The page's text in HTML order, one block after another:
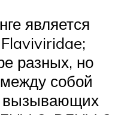
является
разных, но
собой
вызывающих